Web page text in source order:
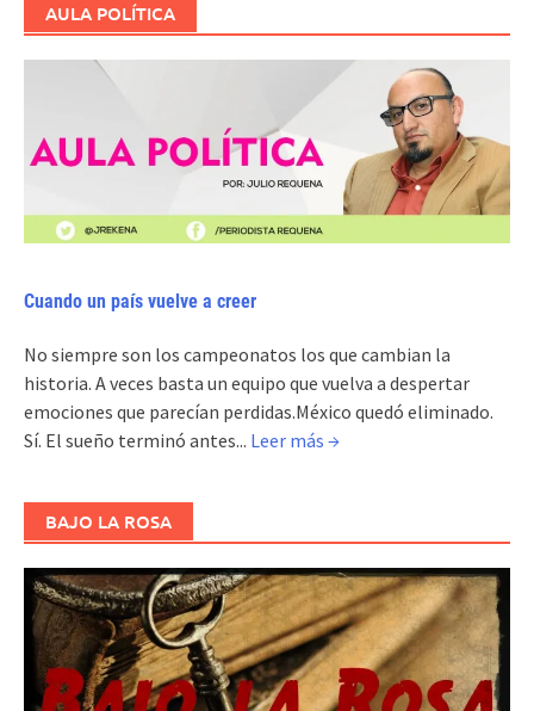
AULA POLÍTICA
Cuando un país vuelve a creer
No siempre son los campeonatos los que cambian la
historia. A veces basta un equipo que vuelva a despertar
emociones que parecían perdidas.México quedó eliminado.
Sí. El sueño terminó antes... Leer más →
BAJO LA ROSA